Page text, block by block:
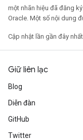
một nhãn hiệu đã đăng
Oracle. Một số nội dung
Cập nhật lần gần đây
Giữ liên lạc
Blog
Diễn đàn
GitHub
Twitter